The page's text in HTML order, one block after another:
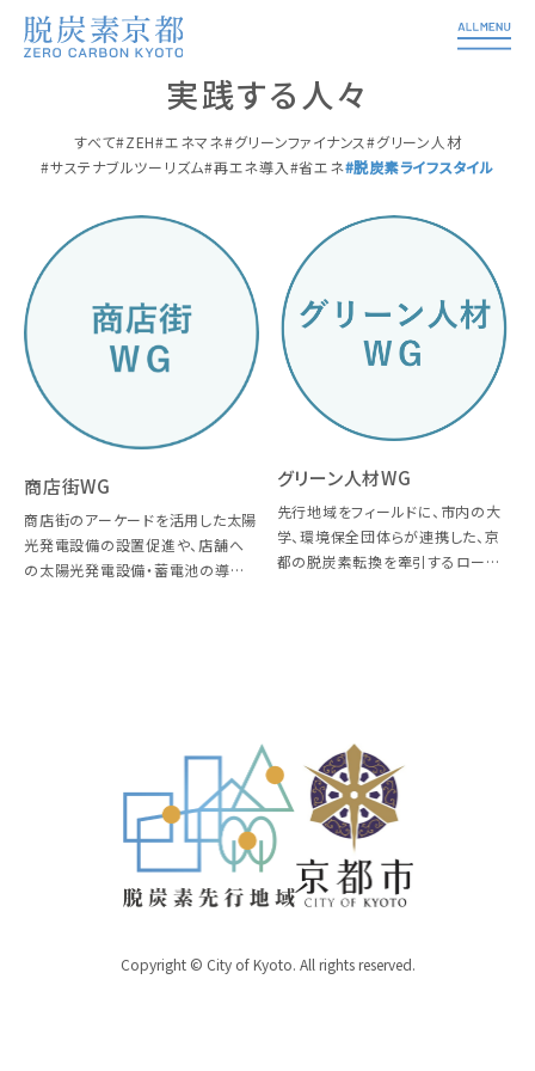
実践する人々
すべて ZEH エネマネ グリーンファイナンス
グリーン人材
サステナブルツーリズム 再エネ導入 省エネ 脱炭素ライフスタイル
商店街WG
商店街のアーケードを活用した太陽
光発電設備の設置促進や、店舗へ
の太陽光発電設備・蓄電池の導入、
グリーン人材WG
先行地域をフィールドに、市内の大
学、環境保全団体らが連携した、京
都の脱炭素転換を牽引するローカ
Copyright © City of Kyoto. All rights reserved.